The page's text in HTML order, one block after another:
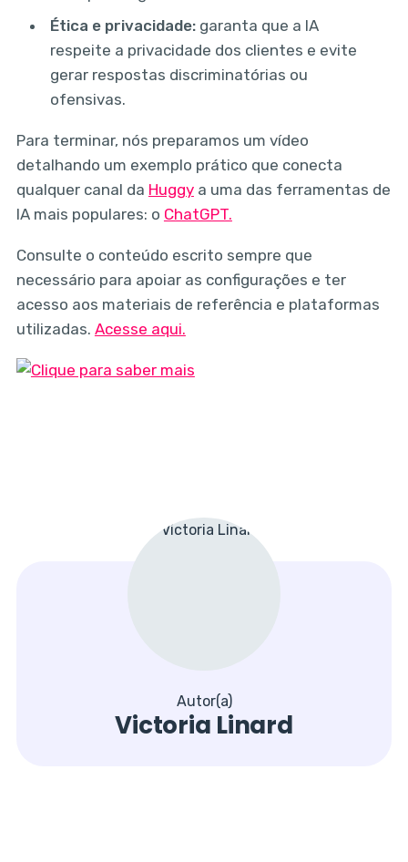
Ética e privacidade: garanta que a IA
respeite a privacidade dos clientes e evite
gerar respostas discriminatórias ou
ofensivas.
Para terminar, nós preparamos um vídeo
detalhando um exemplo prático que conecta
qualquer canal da Huggya uma das ferramentas de
IA mais populares: o ChatGPT.
Consulte o conteúdo escrito sempre que
necessário para apoiar as configurações e ter
acesso aos materiais de referência e plataformas
utilizadas. Acesse aqui.
Autor(a)
Victoria Linard